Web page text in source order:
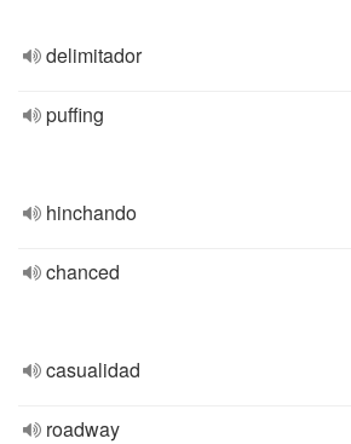
delimitador
puffing
hinchando
chanced
casualidad
roadway